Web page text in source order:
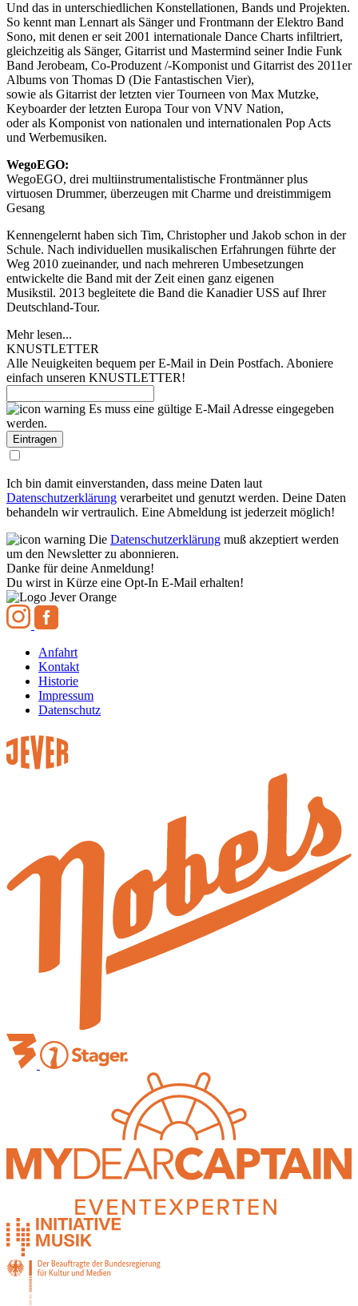
Und das in unterschiedlichen Konstellationen, Bands und Projekten.
So kennt man Lennart als Sänger und Frontmann der Elektro Band
Sono, mit denen er seit 2001 internationale Dance Charts infiltriert,
gleichzeitig als Sänger, Gitarrist und Mastermind seiner Indie Funk
Band Jerobeam, Co-Produzent /-Komponist und Gitarrist des 2011er
Albums von Thomas D (Die Fantastischen Vier),
sowie als Gitarrist der letzten vier Tourneen von Max Mutzke,
Keyboarder der letzten Europa Tour von VNV Nation,
oder als Komponist von nationalen und internationalen Pop Acts
und Werbemusiken.
WegoEGO:
WegoEGO, drei multiinstrumentalistische Frontmänner plus
virtuosen Drummer, überzeugen mit Charme und dreistimmigem
Gesang
Kennengelernt haben sich Tim, Christopher und Jakob schon in der
Schule. Nach individuellen musikalischen Erfahrungen führte der
Weg 2010 zueinander, und nach mehreren Umbesetzungen
entwickelte die Band mit der Zeit einen ganz eigenen
Musikstil. 2013 begleitete die Band die Kanadier USS auf Ihrer
Deutschland-Tour.
Mehr lesen...
KNUSTLETTER
Alle Neuigkeiten bequem per E-Mail in Dein Postfach. Aboniere
einfach unseren KNUSTLETTER!
Es muss eine gültige E-Mail Adresse eingegeben
werden.
Ich bin damit einverstanden, dass meine Daten laut
Datenschutzerklärung verarbeitet und genutzt werden. Deine Daten
behandeln wir vertraulich. Eine Abmeldung ist jederzeit möglich!
Die Datenschutzerklärung muß akzeptiert werden
um den Newsletter zu abonnieren.
Danke für deine Anmeldung!
Du wirst in Kürze eine Opt-In E-Mail erhalten!
Anfahrt
Kontakt
Historie
Impressum
Datenschutz